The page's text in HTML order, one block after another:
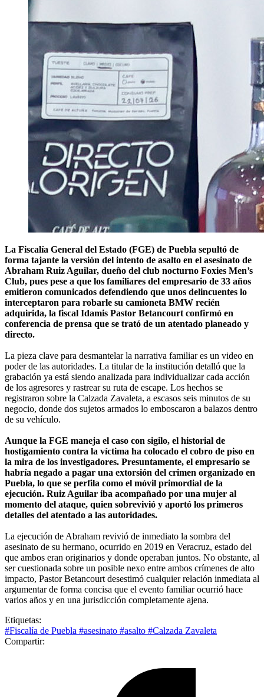
La Fiscalía General del Estado (FGE) de Puebla sepultó de
forma tajante la versión del intento de asalto en el asesinato de
Abraham Ruiz Aguilar, dueño del club nocturno Foxies Men’s
Club, pues pese a que los familiares del empresario de 33 años
emitieron comunicados defendiendo que unos delincuentes lo
interceptaron para robarle su camioneta BMW recién
adquirida, la fiscal Idamis Pastor Betancourt confirmó en
conferencia de prensa que se trató de un atentado planeado y
directo.
La pieza clave para desmantelar la narrativa familiar es un video en
poder de las autoridades. La titular de la institución detalló que la
grabación ya está siendo analizada para individualizar cada acción
de los agresores y rastrear su ruta de escape. Los hechos se
registraron sobre la Calzada Zavaleta, a escasos seis minutos de su
negocio, donde dos sujetos armados lo emboscaron a balazos dentro
de su vehículo.
Aunque la FGE maneja el caso con sigilo, el historial de
hostigamiento contra la víctima ha colocado el cobro de piso en
la mira de los investigadores. Presuntamente, el empresario se
habría negado a pagar una extorsión del crimen organizado en
Puebla, lo que se perfila como el móvil primordial de la
ejecución. Ruiz Aguilar iba acompañado por una mujer al
momento del ataque, quien sobrevivió y aportó los primeros
detalles del atentado a las autoridades.
La ejecución de Abraham revivió de inmediato la sombra del
asesinato de su hermano, ocurrido en 2019 en Veracruz, estado del
que ambos eran originarios y donde operaban juntos. No obstante, al
ser cuestionada sobre un posible nexo entre ambos crímenes de alto
impacto, Pastor Betancourt desestimó cualquier relación inmediata al
argumentar de forma concisa que el evento familiar ocurrió hace
varios años y en una jurisdicción completamente ajena.
Etiquetas:
#Fiscalía de Puebla #asesinato #asalto #Calzada Zavaleta
Compartir: